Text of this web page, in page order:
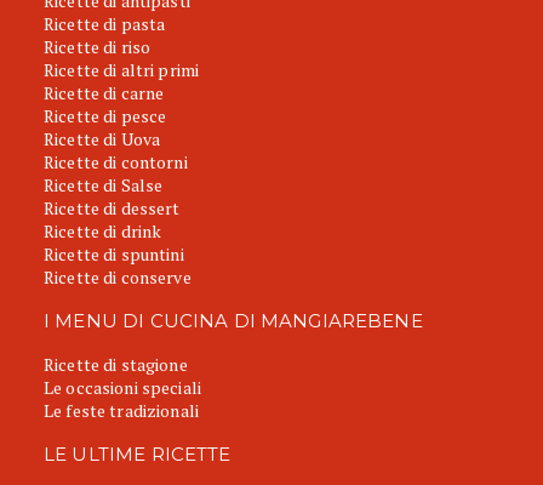
Ricette di pasta
Ricette di riso
Ricette di altri primi
Ricette di carne
Ricette di pesce
Ricette di Uova
Ricette di contorni
Ricette di Salse
Ricette di dessert
Ricette di drink
Ricette di spuntini
Ricette di conserve
I MENU DI CUCINA DI MANGIAREBENE
Ricette di stagione
Le occasioni speciali
Le feste tradizionali
LE ULTIME RICETTE